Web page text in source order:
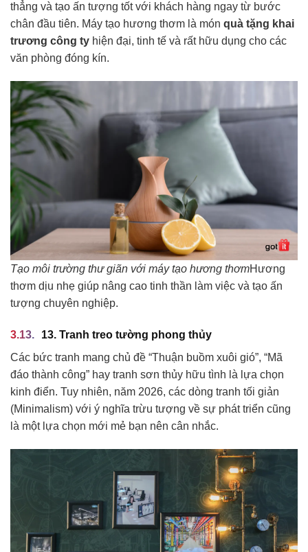
thẳng và tạo ấn tượng tốt với khách hàng ngay từ bước
chân đầu tiên. Máy tạo hương thơm là món quà tặng khai
trương công ty hiện đại, tinh tế và rất hữu dụng cho các
văn phòng đóng kín.
Tạo môi trường thư giãn với máy tạo hương thơmHương
thơm dịu nhẹ giúp nâng cao tinh thần làm việc và tạo ấn
tượng chuyên nghiệp.
13. Tranh treo tường phong thủy
Các bức tranh mang chủ đề “Thuận buồm xuôi gió”, “Mã
đáo thành công” hay tranh sơn thủy hữu tình là lựa chọn
kinh điển. Tuy nhiên, năm 2026, các dòng tranh tối giản
(Minimalism) với ý nghĩa trừu tượng về sự phát triển cũng
là một lựa chọn mới mẻ bạn nên cân nhắc.